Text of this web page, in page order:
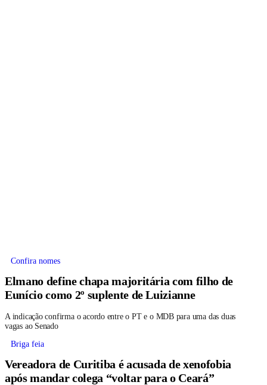
Confira nomes
Elmano define chapa majoritária com filho de
Eunício como 2º suplente de Luizianne
A indicação confirma o acordo entre o PT e o MDB para uma das duas
vagas ao Senado
Briga feia
Vereadora de Curitiba é acusada de xenofobia
após mandar colega “voltar para o Ceará”